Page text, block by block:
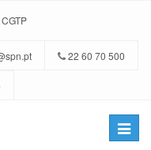
CGTP
22 60 70 500
Toggle